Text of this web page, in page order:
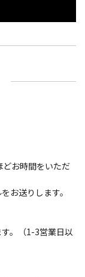
お時間をいただ
お送りします。
。（1-3営業日以